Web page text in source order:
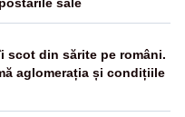
scot din sărite pe români.
aglomerația și condițiile